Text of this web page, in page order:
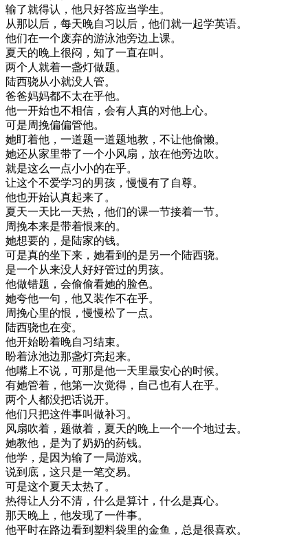
输了就得认 ， 他只好答应当学生。
从那以后 ， 每天晚自习以后 ， 他们就一起学英语。
他们在一个废弃的游泳池旁边上课。
夏天的晚上很闷 ， 知了一直在叫 。
两个人就着一盏灯做题。
陆西骁从小就没人管。
爸爸妈妈都不太在乎他。
他一开始也不相信 ， 会有人真的对他上心。
可是周挽偏偏管他。
她盯着他 ， 一道题一道题地教 ， 不让他偷懒。
她还从家里带了一个小风扇 ， 放在他旁边吹。
就是这么一点小小的在乎。
让这个不爱学习的男孩 ，慢慢有了 自尊。
他也开始认真起来了。
夏天一天比一天热 ， 他们的课一节接着一节。
周挽本来是带着恨来的。
她想要的 ， 是陆家的钱。
可是真的坐下来 ， 她看到 的是另一个陆西骁。
是一个从来没人好好管过的男孩。
他做错题 ， 会偷偷看她的脸色。
她夸他一句 ， 他又装作不在乎。
周挽心里的恨 ，慢慢松了一点。
陆西骁也在变。
他开始盼着晚自习结束。
盼着泳池边那盏灯亮起来。
他嘴上不说 ， 可那是他一天里最安心的时候。
有她管着 ， 他第一次觉得 ， 自己也有人在乎。
两个人都没把话说开。
他们只把这件事叫做补习。
风扇吹着 ， 题做着 ， 夏天的晚上一个一个地过去。
她教他 ， 是为了奶奶的药钱。
他学 ， 是因为输了一局游戏。
说到底 ， 这只是一笔交易。
可是这个夏天太热了。
热得让人分不清 ， 什么是算计 ， 什么是真心。
那天晚上 ， 他发现了一件事。
他平时在路边看到 塑料袋里的金鱼 ， 总是很喜欢。